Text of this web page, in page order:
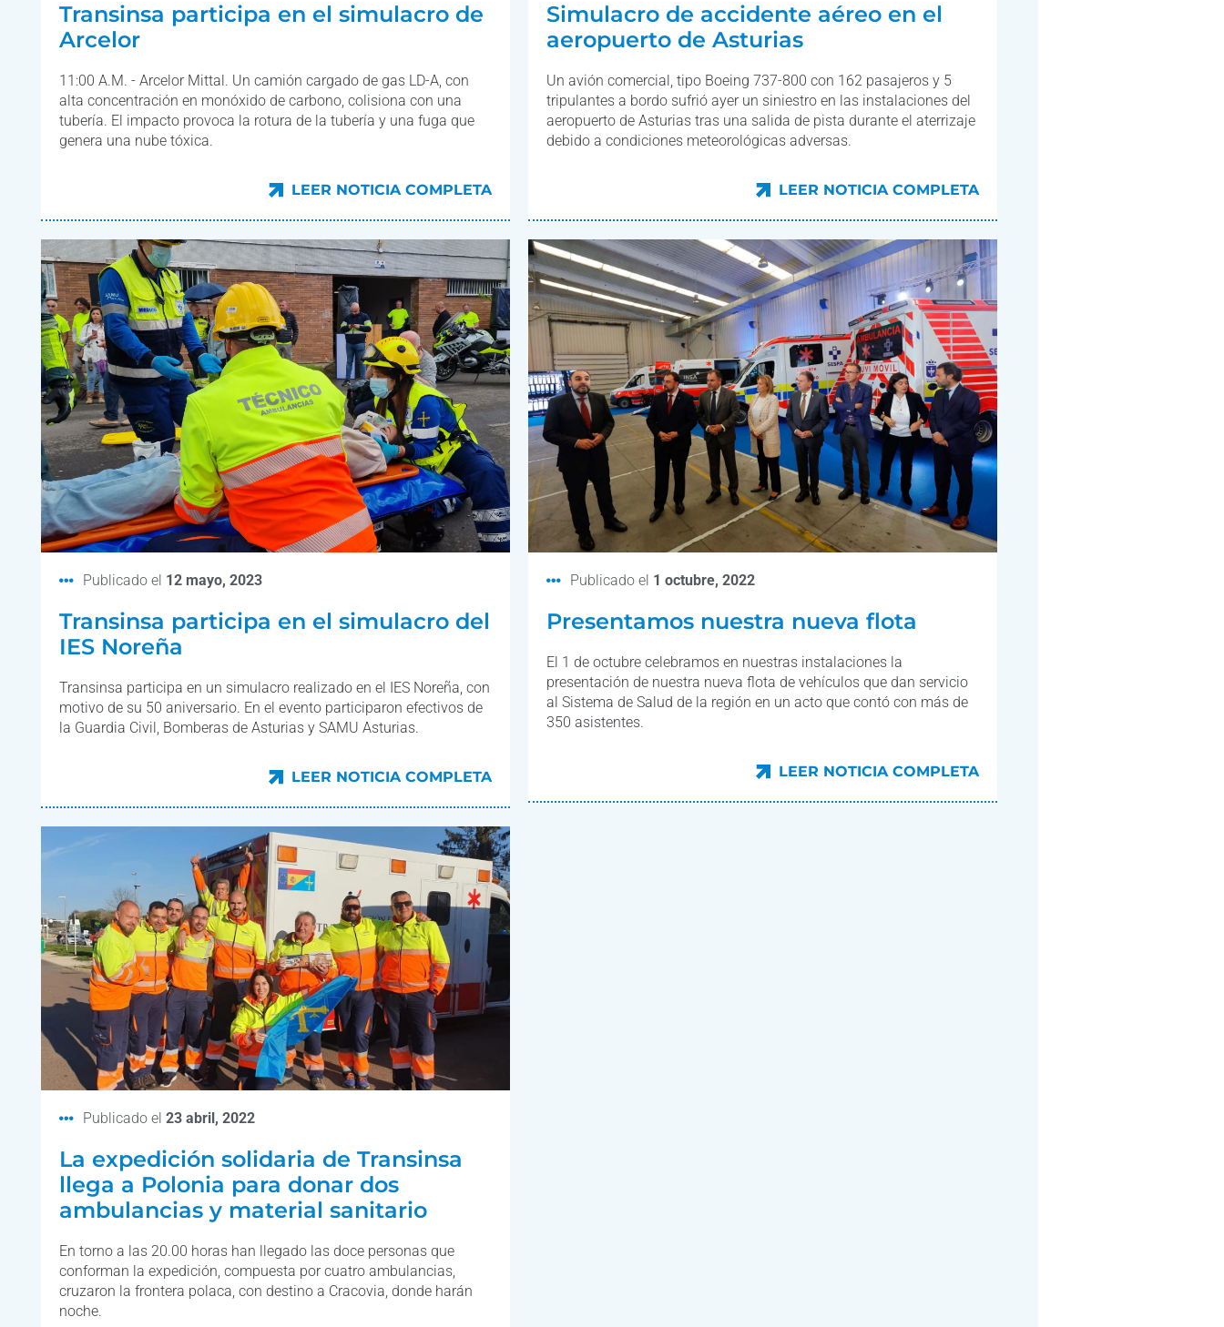
Transinsa participa en el simulacro de
Arcelor
11:00 A.M. - Arcelor Mittal. Un camión cargado de gas LD-A, con
alta concentración en monóxido de carbono, colisiona con una
tubería. El impacto provoca la rotura de la tubería y una fuga que
genera una nube tóxica.
LEER NOTICIA COMPLETA
Simulacro de accidente aéreo en el
aeropuerto de Asturias
Un avión comercial, tipo Boeing 737-800 con 162 pasajeros y 5
tripulantes a bordo sufrió ayer un siniestro en las instalaciones del
aeropuerto de Asturias tras una salida de pista durante el aterrizaje
debido a condiciones meteorológicas adversas.
LEER NOTICIA COMPLETA
Publicado el 12 mayo, 2023
Transinsa participa en el simulacro del
IES Noreña
Transinsa participa en un simulacro realizado en el IES Noreña, con
motivo de su 50 aniversario. En el evento participaron efectivos de
la Guardia Civil, Bomberas de Asturias y SAMU Asturias.
LEER NOTICIA COMPLETA
Publicado el 1 octubre, 2022
Presentamos nuestra nueva flota
El 1 de octubre celebramos en nuestras instalaciones la
presentación de nuestra nueva flota de vehículos que dan servicio
al Sistema de Salud de la región en un acto que contó con más de
350 asistentes.
LEER NOTICIA COMPLETA
Publicado el 23 abril, 2022
La expedición solidaria de Transinsa
llega a Polonia para donar dos
ambulancias y material sanitario
En torno a las 20.00 horas han llegado las doce personas que
conforman la expedición, compuesta por cuatro ambulancias,
cruzaron la frontera polaca, con destino a Cracovia, donde harán
noche.